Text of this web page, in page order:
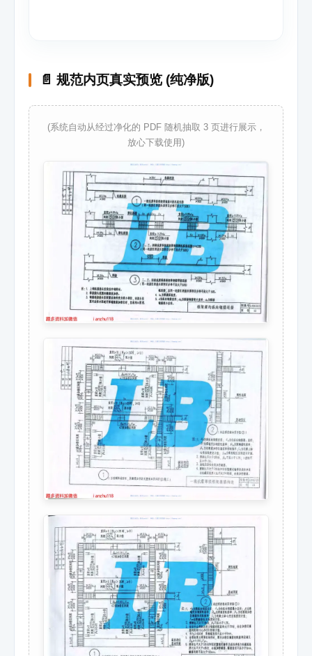
📄 规范内页真实预览 (纯净版)
(系统自动从经过净化的 PDF 随机抽取 3 页进行展示，
放心下载使用)